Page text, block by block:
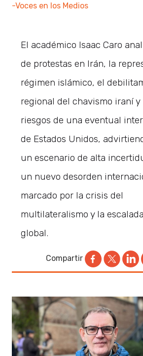
-Voces en los Medios
El académico Isaac Caro
de protestas en Irán, la
régimen islámico, el
regional del chavismo iraní y
riesgos de una eventual
de Estados Unidos,
un escenario de alta
un nuevo desorden
marcado por la crisis del
multilateralismo y la
global.
Compartir